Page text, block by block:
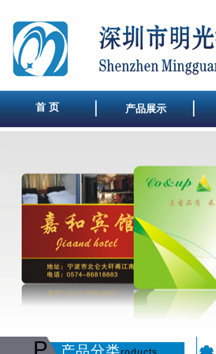
首 页 产品展示
P 产品分类